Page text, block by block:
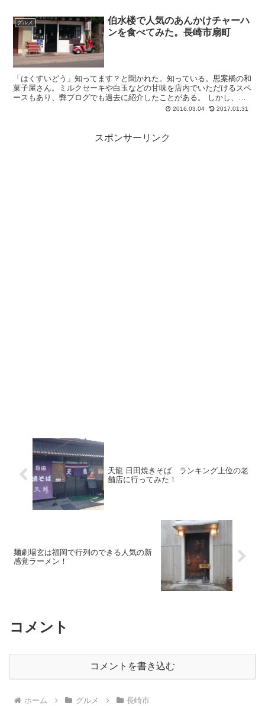
グルメ
伯水楼で人気のあんかけチャーハ
ンを食べてみた。長崎市扇町
「はくすいどう」知ってます？と聞かれた。知っている。思案橋の和
菓子屋さん。ミルクセーキや白玉などの甘味を店内でいただけるスペ
ースもあり、弊ブログでも過去に紹介したことがある。 しかし、相
手と会話がかみ合わない。思案橋ではなく、扇町...
2016.03.04 2017.01.31
スポンサーリンク
天龍 日田焼きそば ランキング上位の老
舗店に行ってみた！
麺劇場玄は福岡で行列のできる人気の新
感覚ラーメン！
コメント
コメントを書き込む
ホーム グルメ 長崎市